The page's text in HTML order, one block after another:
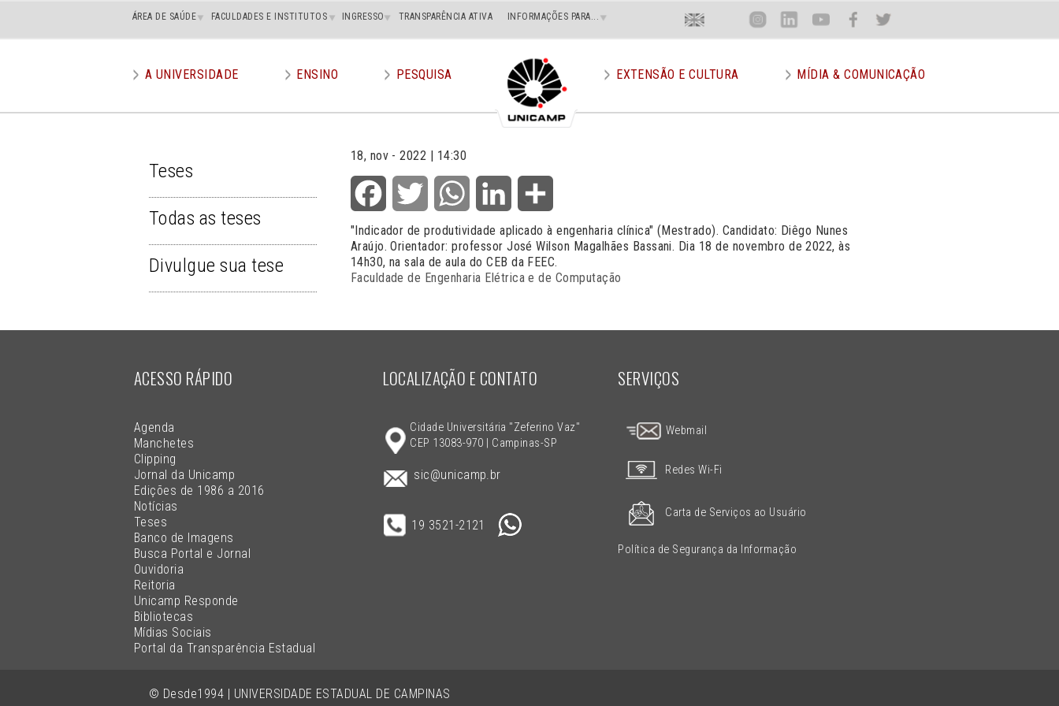
Main
superior
ÁREA DE SAÚDE FACULDADES E INSTITUTOS INGRESSO TRANSPARÊNCIA ATIVA INFORMAÇÕES PARA... Menu
Superior
Direito
En Inst Lin You Face Twit
menu
A UNIVERSIDADE ENSINO PESQUISA EXTENSÃO E CULTURA MÍDIA & COMUNICAÇÃO
TESES
Teses
Todas as teses
Divulgue sua tese
18, nov - 2022 | 14:30
Facebook Twitter WhatsApp LinkedIn
"Indicador de produtividade aplicado à engenharia clínica" (Mestrado). Candidato: Diêgo Nunes
Araújo. Orientador: professor José Wilson Magalhães Bassani. Dia 18 de novembro de 2022, às
14h30, na sala de aula do CEB da FEEC.
Faculdade de Engenharia Elétrica e de Computação
© Desde1994 | UNIVERSIDADE ESTADUAL DE CAMPINAS
ACESSO RÁPIDO
Agenda
Manchetes
Clipping
Jornal da Unicamp
Edições de 1986 a 2016
Notícias
Teses
Banco de Imagens
Busca Portal e Jornal
Ouvidoria
Reitoria
Unicamp Responde
Bibliotecas
Mídias Sociais
Portal da Transparência Estadual
LOCALIZAÇÃO E CONTATO
Cidade Universitária "Zeferino Vaz"
CEP 13083-970 | Campinas-SP
sic@unicamp.br
19 3521-2121
SERVIÇOS
Webmail
Redes Wi-Fi
Carta de Serviços ao Usuário
Política de Segurança da Informação